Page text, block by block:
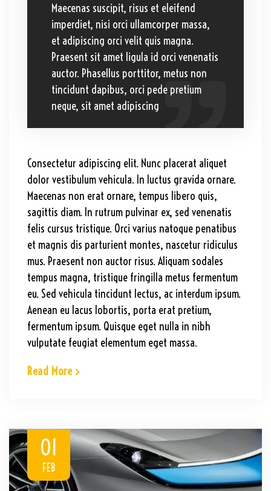
Maecenas suscipit, risus et eleifend
imperdiet, nisi orci ullamcorper massa,
et adipiscing orci velit quis magna.
Praesent sit amet ligula id orci venenatis
auctor. Phasellus porttitor, metus non
tincidunt dapibus, orci pede pretium
neque, sit amet adipiscing
Consectetur adipiscing elit. Nunc placerat aliquet
dolor vestibulum vehicula. In luctus gravida ornare.
Maecenas non erat ornare, tempus libero quis,
sagittis diam. In rutrum pulvinar ex, sed venenatis
felis cursus tristique. Orci varius natoque penatibus
et magnis dis parturient montes, nascetur ridiculus
mus. Praesent non auctor risus. Aliquam sodales
tempus magna, tristique fringilla metus fermentum
eu. Sed vehicula tincidunt lectus, ac interdum ipsum.
Aenean eu lacus lobortis, porta erat pretium,
fermentum ipsum. Quisque eget nulla in nibh
vulputate feugiat elementum eget massa.
Read More
01
FEB